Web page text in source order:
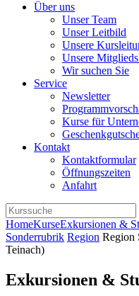
Über uns
Unser Team
Unser Leitbild
Unsere
Unsere
Wir suchen Sie
Service
Newsletter
Kurse für
Kontakt
Kontaktformular
Öffnungszeiten
Anfahrt
HomeKurseExkursionen &
Sonderrubrik Region Region
Teinach)
Exkursionen &